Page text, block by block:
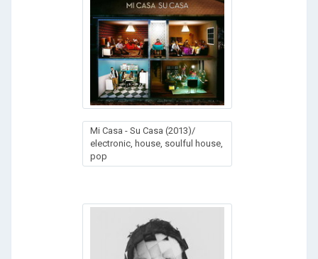
Mi Casa - Su Casa (2013)/
electronic, house, soulful house,
pop